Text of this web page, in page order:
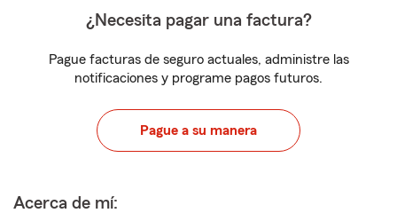
¿Necesita pagar una factura?
Pague facturas de seguro actuales, administre las
notificaciones y programe pagos futuros.
Pague a su manera
Acerca de mí: